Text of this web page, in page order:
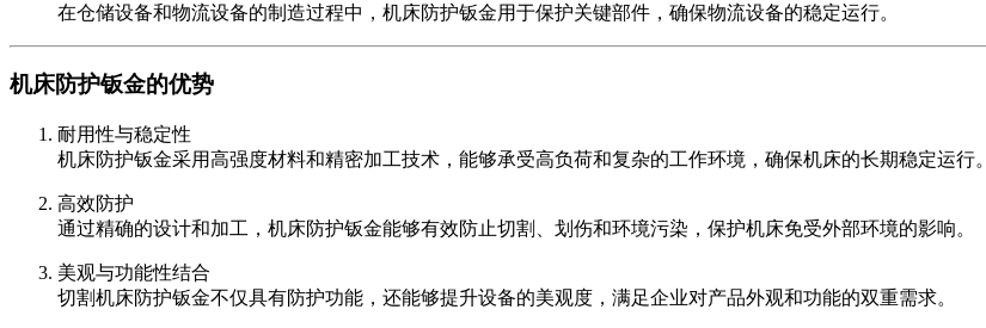
在仓储设备和物流设备的制造过程中，机床防护钣金用于保护关键部件，确保物流设备的稳定运行。
机床防护钣金的优势
耐用性与稳定性
机床防护钣金采用高强度材料和精密加工技术，能够承受高负荷和复杂的工作环境，确保机床的长期稳定运行。
高效防护
通过精确的设计和加工，机床防护钣金能够有效防止切割、划伤和环境污染，保护机床免受外部环境的影响。
美观与功能性结合
切割机床防护钣金不仅具有防护功能，还能够提升设备的美观度，满足企业对产品外观和功能的双重需求。